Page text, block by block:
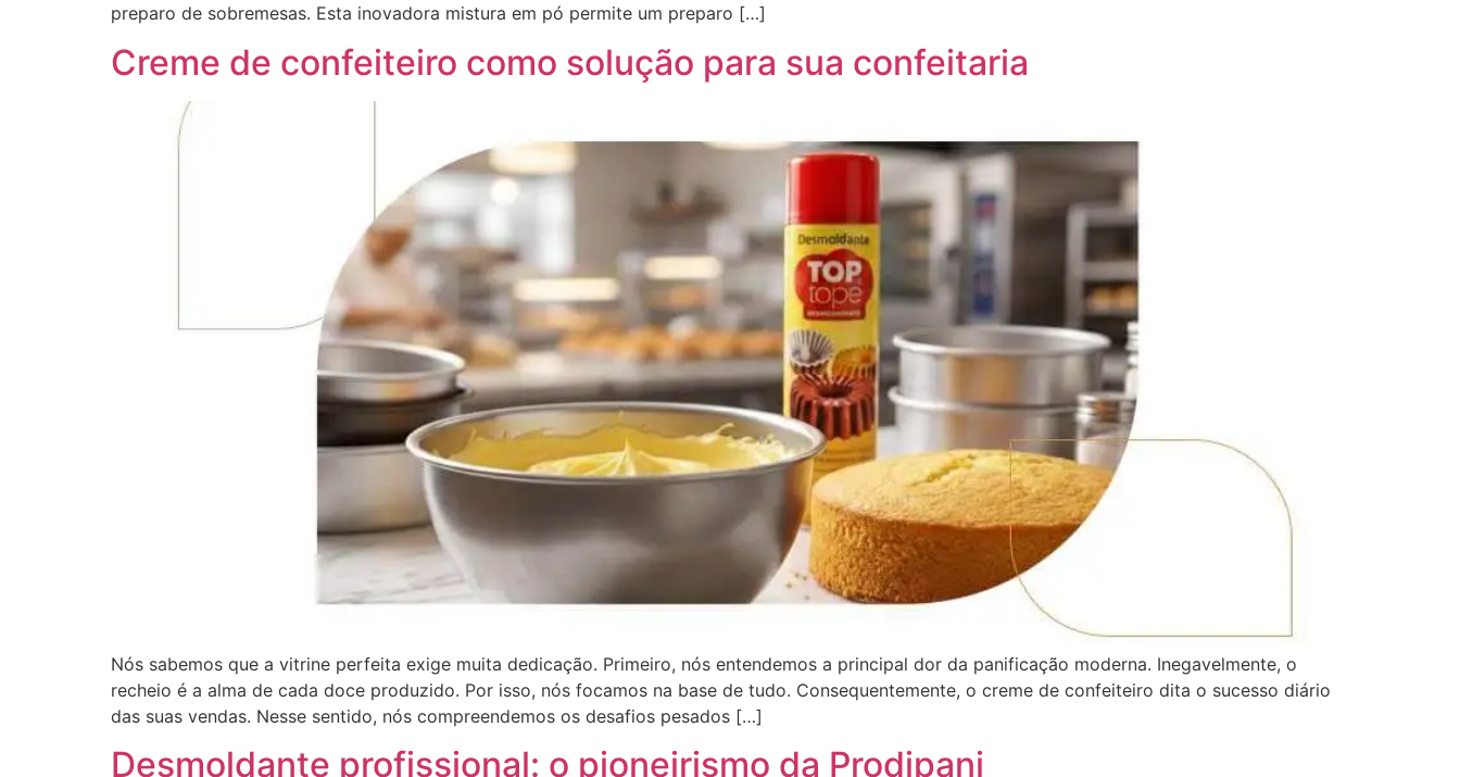
preparo de sobremesas. Esta inovadora mistura em pó permite um preparo […]
Creme de confeiteiro como solução para sua confeitaria
Nós sabemos que a vitrine perfeita exige muita dedicação. Primeiro, nós entendemos a principal dor da panificação moderna. Inegavelmente, o
recheio é a alma de cada doce produzido. Por isso, nós focamos na base de tudo. Consequentemente, o creme de confeiteiro dita o sucesso diário
das suas vendas. Nesse sentido, nós compreendemos os desafios pesados […]
Desmoldante profissional: o pioneirismo da Prodipani